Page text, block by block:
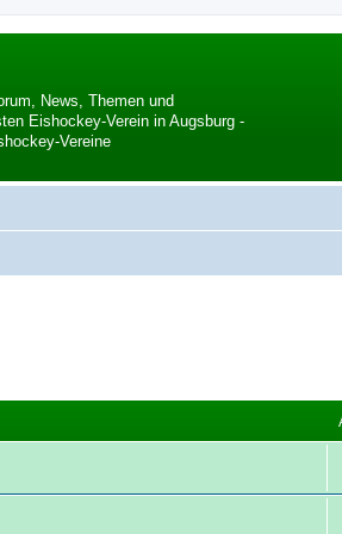
News, Themen und
Eishockey-Verein in Augsburg -
Vereine